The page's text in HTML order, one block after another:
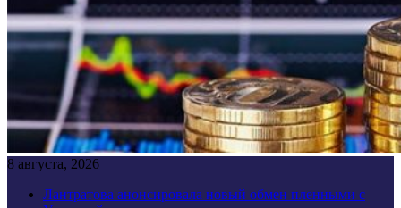
8 августа, 2026
Лантратова анонсировала новый обмен пленными с